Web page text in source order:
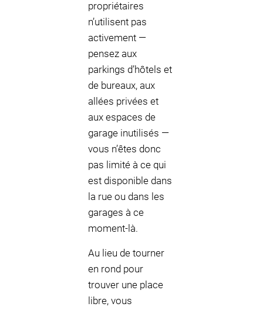
propriétaires
n’utilisent pas
activement —
pensez aux
parkings d’hôtels et
de bureaux, aux
allées privées et
aux espaces de
garage inutilisés —
vous n’êtes donc
pas limité à ce qui
est disponible dans
la rue ou dans les
garages à ce
moment-là.
Au lieu de tourner
en rond pour
trouver une place
libre, vous